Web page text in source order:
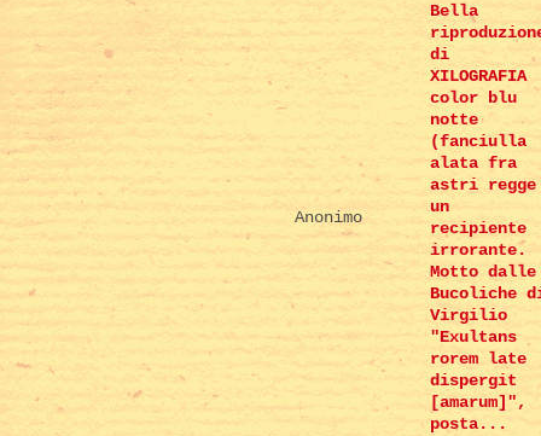
Anonimo
Bella
di
XILOGRAFIA
color blu
notte
(fanciulla
alata fra
astri regge
un
recipiente
irrorante.
Motto dalle
Bucoliche
Virgilio
"Exultans
rorem late
dispergit
[amarum]",
posta...